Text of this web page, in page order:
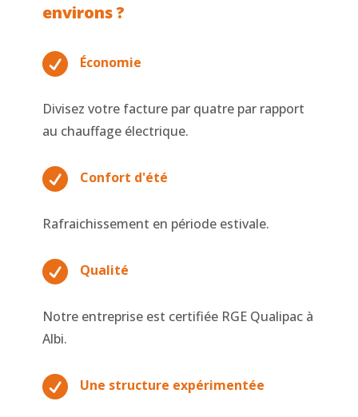
environs ?
 Économie
Divisez votre facture par quatre par rapport
au chauffage électrique.
 Confort d'été
Rafraichissement en période estivale.
 Qualité
Notre entreprise est certifiée RGE Qualipac à
Albi.
 Une structure expérimentée